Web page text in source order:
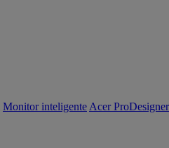
Monitor inteligente Acer ProDesigner